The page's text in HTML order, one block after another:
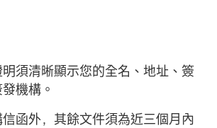
須清晰顯示您的全名、地址、簽
機構。
函外，其餘文件須為近三個月內